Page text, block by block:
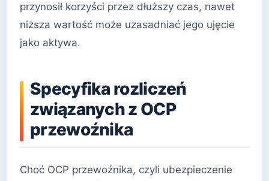
przynosił korzyści przez dłuższy czas, nawet
niższa wartość może uzasadniać jego ujęcie
jako aktywa.
Specyfika rozliczeń
związanych z OCP
przewoźnika
Choć OCP przewoźnika, czyli ubezpieczenie